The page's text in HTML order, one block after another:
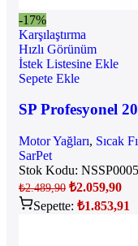
-17%
Karşılaştırma
Hızlı Görünüm
İstek Listesine Ekle
Sepete Ekle
SP Profesyonel
Motor Yağları, Sıcak
SarPet
Stok Kodu: NSSP0005
₺2.489,90 ₺2.059,90
Sepette: ₺1.853,91